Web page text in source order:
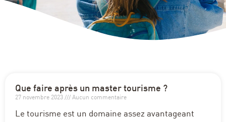
Que faire après un master tourisme ?
27 novembre 2023 Aucun commentaire
Le tourisme est un domaine assez avantageant